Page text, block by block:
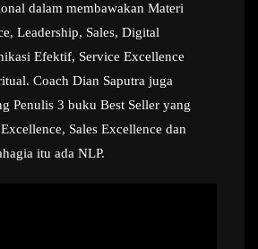
dalam membawakan Materi
Leadership, Sales, Digital
Efektif, Service Excellence
Coach Dian Saputra juga
Penulis 3 buku Best Seller yang
Sales Excellence dan
itu ada NLP.